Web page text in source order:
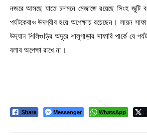
নজরে আসছে যাতে চনমনে মেজাজে রয়েছে সিংহ জুটি
পর্যটকেরাও উদগ্রীব হয়ে অপেক্ষায় রয়েছেন। লায়ন
উদ্যান শিলিগুড়ির অদূরে শালুগাড়ার সাফারি পার্কে যে
বলার অপেক্ষা রাখে না।
Share Messenger WhatsApp